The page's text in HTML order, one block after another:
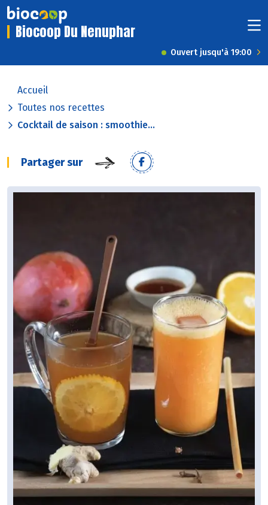
Biocoop Du Nenuphar
Ouvert jusqu'à 19:00
Accueil
Toutes nos recettes
Cocktail de saison : smoothie...
Partager sur